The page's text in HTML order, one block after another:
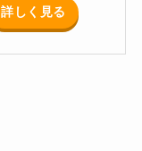
詳しく見る